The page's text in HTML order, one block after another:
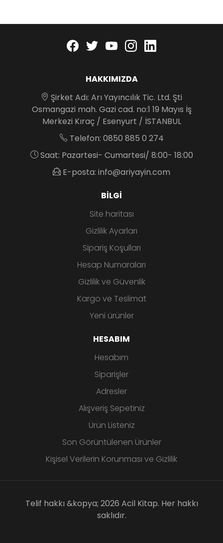
Facebook
twitteryoutubeinstagram
HAKKIMIZDA
Şirket Adı: Arı Yayıncılık Tic. Ltd. Şti
Osmangazi mah. Gazi cad. no:1 19 Mayıs İş
Merkezi Kıraç / Esenyurt / İSTANBUL
Telefon: 0850 885 0 274
Saat: Pazartesi- Cumartesi/ 8:00- 18:00
E-posta: info@ariyayin.com
BILGI
Site haritası
Gizlilik Ayarları
Sipariş Koşulları
Hesap Numaraları
Gizlilik ve Güvenlik
Kargo ve Teslimat
Yeni ürünler
HESABIM
Hesabım
Siparişler
Adresler
Alışveriş Sepetiniz
Ürün Listeniz
Son Görüntülenen Ürünler
Kişisel Verilerin Korunması ve Gizlilik
Telif hakkı &kopya; 2026 Acil Kitap. Her hakkı
saklıdır.